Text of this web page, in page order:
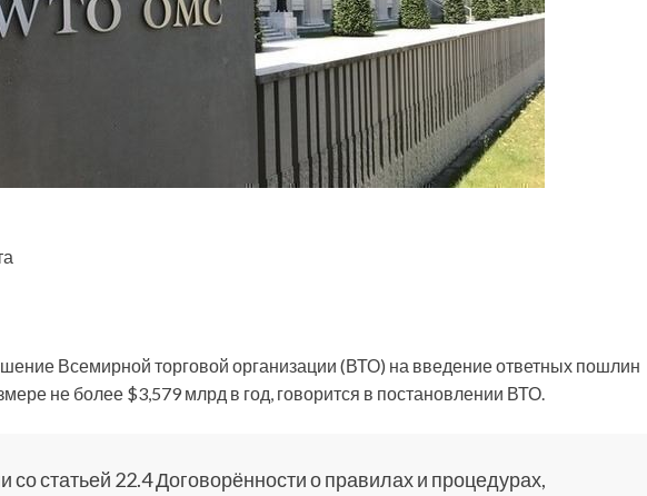
Всемирной торговой организации (ВТО) на введение ответных пошлин
не более $3,579 млрд в год, говорится в постановлении ВТО.
со статьей 22.4 Договорённостио правилах и процедурах,